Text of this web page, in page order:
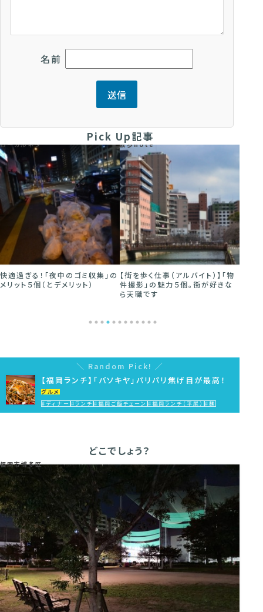
名前
Pick Up記事
ローカルネタ
快適過ぎる！「夜中のゴミ収集」の
メリット５個（とデメリット）
散歩note
【街を歩く仕事（アルバイト）】「物
件撮影」の魅力５個。街が好きな
ら天職です
Random Pick!
【福岡ランチ】「バソキヤ」パリパリ焦げ目が最高！
グルメ
#ディナー#ランチ#福岡ご飯チェーン#福岡ランチ（平尾）#麺
どこでしょう？
福岡市博多区